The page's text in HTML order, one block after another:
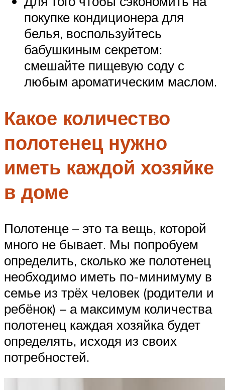
покупке кондиционера для
белья, воспользуйтесь
бабушкиным секретом:
смешайте пищевую соду с
любым ароматическим маслом.
Какое количество
полотенец нужно
иметь каждой хозяйке
в доме
Полотенце – это та вещь, которой
много не бывает. Мы попробуем
определить, сколько же полотенец
необходимо иметь по-минимуму в
семье из трёх человек (родители и
ребёнок) – а максимум количества
полотенец каждая хозяйка будет
определять, исходя из своих
потребностей.